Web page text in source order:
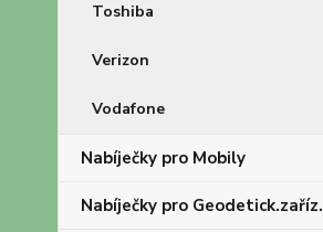
Toshiba
Verizon
Vodafone
Nabíječky pro Mobily
Nabíječky pro Geodetick.zaříz.